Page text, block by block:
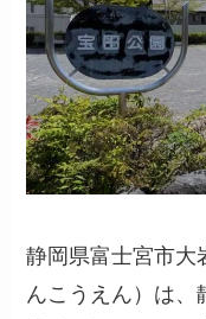
静岡県富士宮市大
んこうえん）は、